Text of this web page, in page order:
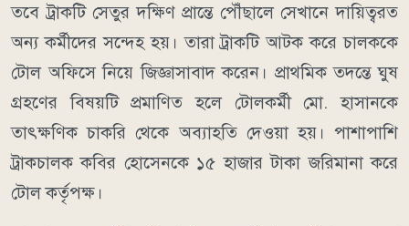
তবে ট্রাকটি সেতুর দক্ষিণ প্রান্তে পৌঁছালে সেখানে দায়িত্বরত
অন্য কর্মীদের সন্দেহ হয়। তারা ট্রাকটি আটক করে চালককে
টোল অফিসে নিয়ে জিজ্ঞাসাবাদ করেন। প্রাথমিক তদন্তে ঘুষ
গ্রহণের বিষয়টি প্রমাণিত হলে টোলকর্মী মো. হাসানকে
তাৎক্ষণিক চাকরি থেকে অব্যাহতি দেওয়া হয়। পাশাপাশি
ট্রাকচালক কবির হোসেনকে ১৫ হাজার টাকা জরিমানা করে
টোল কর্তৃপক্ষ।